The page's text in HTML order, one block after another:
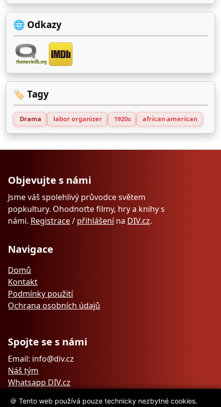
🌐 Odkazy
🏷️ Tagy
Drama labor organizer 1920s african american
Objevujte s námi
Jsme váš spolehlivý průvodce světem
popkultury. Ohodnoťte filmy, hry a knihy s
námi. Registrace/ přihlášenína DIV.cz.
Navigace
Domů
Kontakt
Podmínky použití
Ochrana osobních údajů
Spojte se s námi
Email: info@div.cz
Náš tým
Whatsapp DIV.cz
🍪 Tento web používá pouze technicky nezbytné cookies.